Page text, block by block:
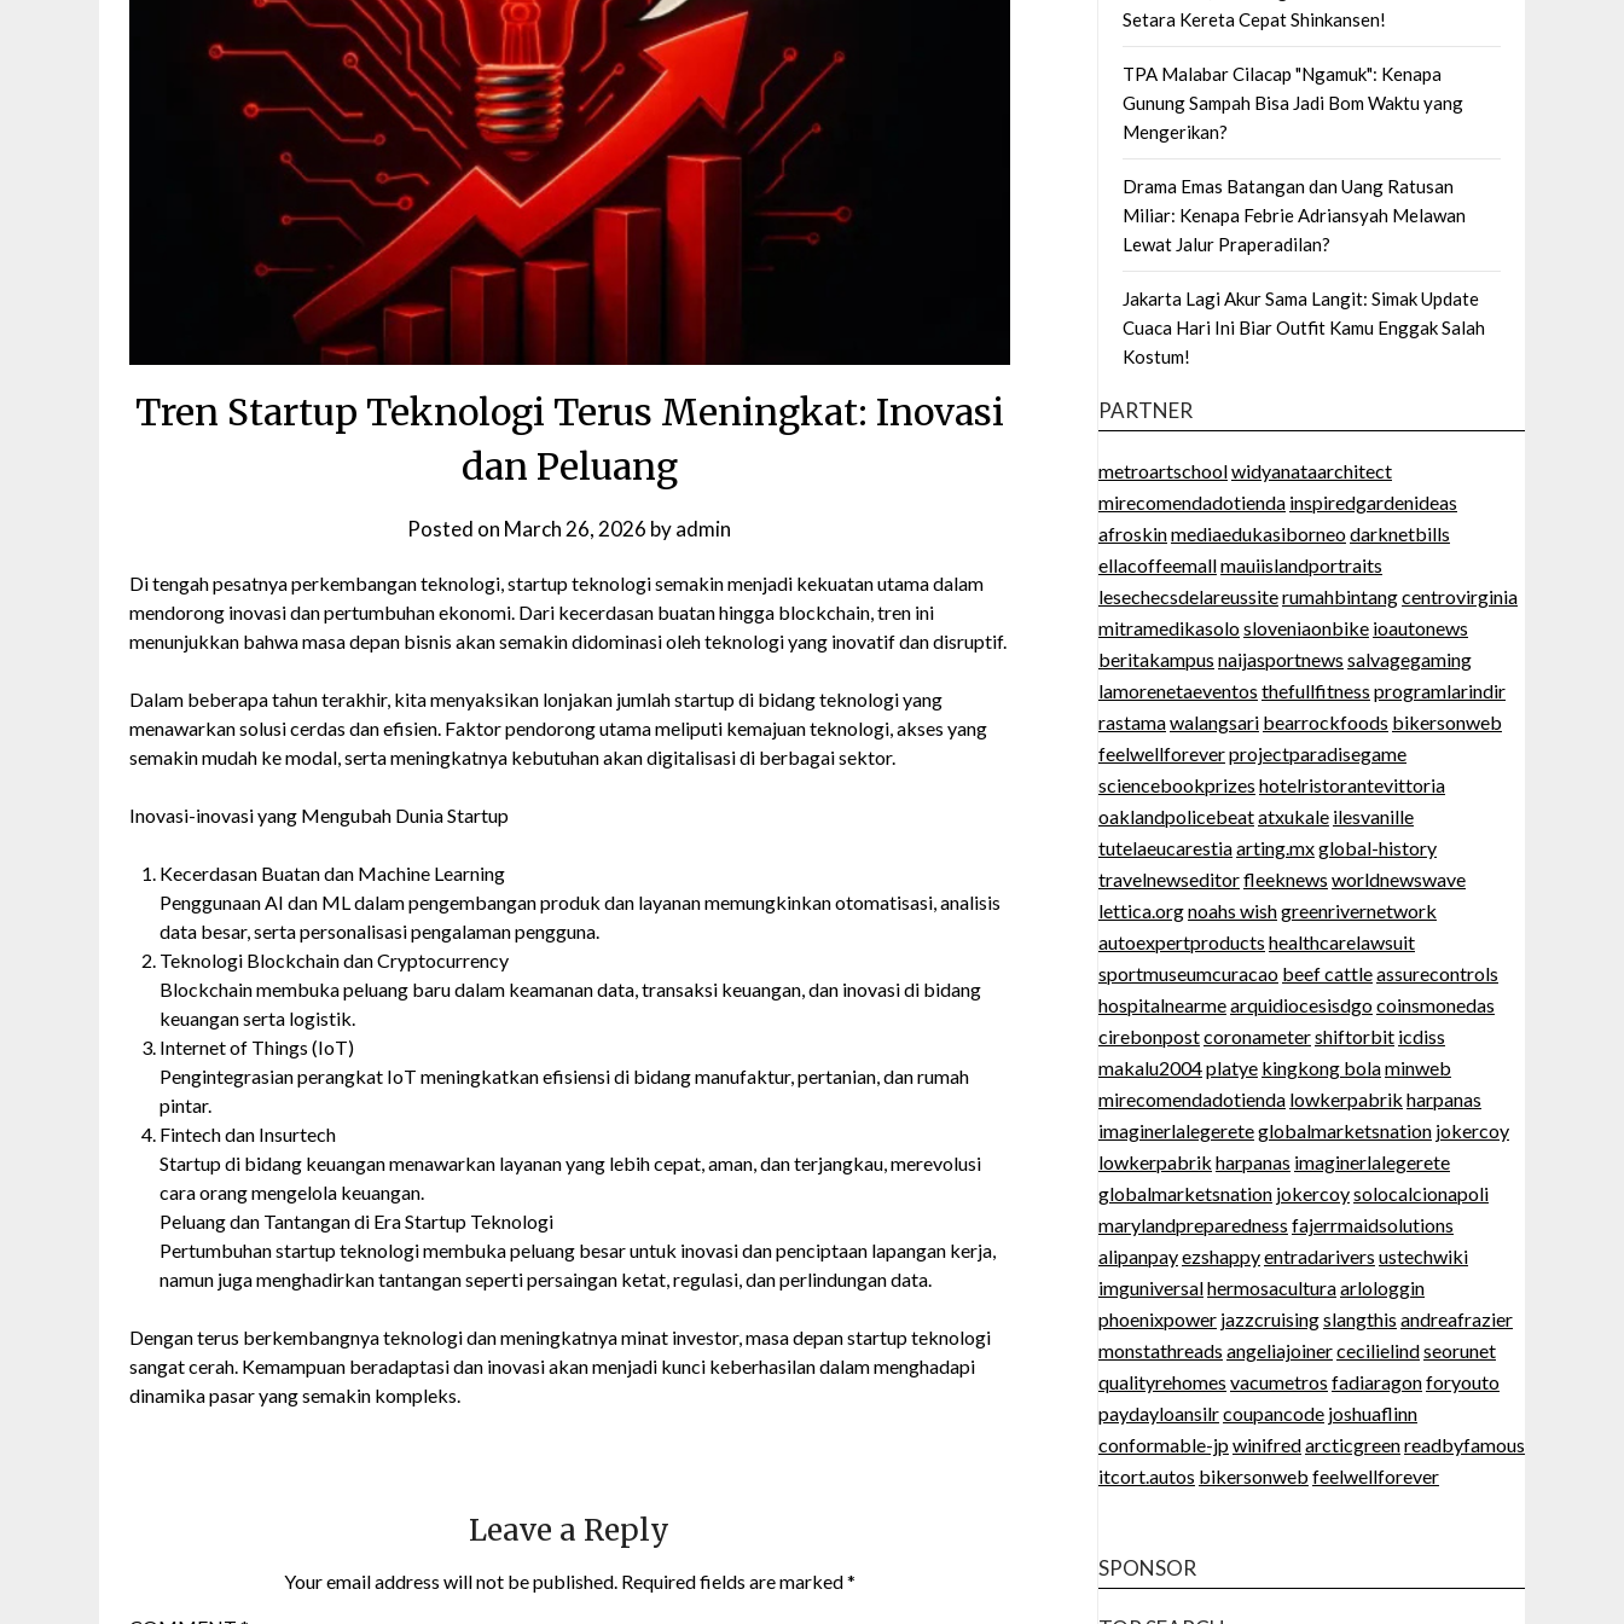
Tren Startup Teknologi Terus Meningkat: Inovasi
dan Peluang
Posted on March 26, 2026 byadmin
Di tengah pesatnya perkembangan teknologi, startup teknologi semakin menjadi kekuatan utama dalam
mendorong inovasi dan pertumbuhan ekonomi. Dari kecerdasan buatan hingga blockchain, tren ini
menunjukkan bahwa masa depan bisnis akan semakin didominasi oleh teknologi yang inovatif dan disruptif.
Dalam beberapa tahun terakhir, kita menyaksikan lonjakan jumlah startup di bidang teknologi yang
menawarkan solusi cerdas dan efisien. Faktor pendorong utama meliputi kemajuan teknologi, akses yang
semakin mudah ke modal, serta meningkatnya kebutuhan akan digitalisasi di berbagai sektor.
Inovasi-inovasi yang Mengubah Dunia Startup
Kecerdasan Buatan dan Machine Learning
Penggunaan AI dan ML dalam pengembangan produk dan layanan memungkinkan otomatisasi, analisis
data besar, serta personalisasi pengalaman pengguna.
Teknologi Blockchain dan Cryptocurrency
Blockchain membuka peluang baru dalam keamanan data, transaksi keuangan, dan inovasi di bidang
keuangan serta logistik.
Internet of Things (IoT)
Pengintegrasian perangkat IoT meningkatkan efisiensi di bidang manufaktur, pertanian, dan rumah
pintar.
Fintech dan Insurtech
Startup di bidang keuangan menawarkan layanan yang lebih cepat, aman, dan terjangkau, merevolusi
cara orang mengelola keuangan.
Peluang dan Tantangan di Era Startup Teknologi
Pertumbuhan startup teknologi membuka peluang besar untuk inovasi dan penciptaan lapangan kerja,
namun juga menghadirkan tantangan seperti persaingan ketat, regulasi, dan perlindungan data.
Dengan terus berkembangnya teknologi dan meningkatnya minat investor, masa depan startup teknologi
sangat cerah. Kemampuan beradaptasi dan inovasi akan menjadi kunci keberhasilan dalam menghadapi
dinamika pasar yang semakin kompleks.
Leave a Reply
Your email address will not be published. Required fields are marked*
Setara Kereta Cepat Shinkansen!
TPA Malabar Cilacap "Ngamuk": Kenapa
Gunung Sampah Bisa Jadi Bom Waktu yang
Mengerikan?
Drama Emas Batangan dan Uang Ratusan
Miliar: Kenapa Febrie Adriansyah Melawan
Lewat Jalur Praperadilan?
Jakarta Lagi Akur Sama Langit: Simak Update
Cuaca Hari Ini Biar Outfit Kamu Enggak Salah
Kostum!
PARTNER
metroartschoolwidyanataarchitect
mirecomendadotienda inspiredgardenideas
afroskinmediaedukasiborneodarknetbills
ellacoffeemallmauiislandportraits
lesechecsdelareussiterumahbintangcentrovirginia
mitramedikasolosloveniaonbike ioautonews
beritakampus naijasportnews salvagegaming
lamorenetaeventos thefullfitness programlarindir
rastamawalangsari bearrockfoods bikersonweb
feelwellforeverprojectparadisegame
sciencebookprizes hotelristorantevittoria
oaklandpolicebeatatxukale ilesvanille
tutelaeucarestiaarting.mxglobal-history
travelnewseditorfleeknews worldnewswave
lettica.orgnoahs wishgreenrivernetwork
autoexpertproducts healthcarelawsuit
sportmuseumcuracao beef cattleassurecontrols
hospitalnearmearquidiocesisdgocoinsmonedas
cirebonpostcoronametershiftorbit icdiss
makalu2004platye kingkong bolaminweb
mirecomendadotienda lowkerpabrik harpanas
imaginerlalegereteglobalmarketsnation jokercoy
lowkerpabrik harpanas imaginerlalegerete
globalmarketsnation jokercoysolocalcionapoli
marylandpreparedness fajerrmaidsolutions
alipanpayezshappyentradarivers ustechwiki
imguniversalhermosaculturaarlologgin
phoenixpower jazzcruisingslangthis andreafrazier
monstathreads angeliajoinercecilielindseorunet
qualityrehomes vacumetros fadiaragonforyouto
paydayloansilrcoupancode joshuaflinn
conformable-jpwinifredarcticgreenreadbyfamous
itcort.autos bikersonweb feelwellforever
SPONSOR